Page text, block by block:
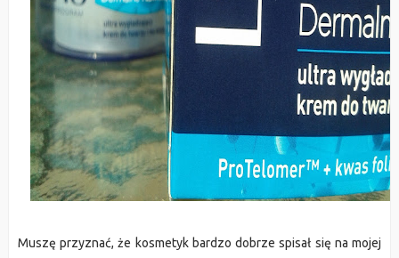
Muszę przyznać, że kosmetyk bardzo dobrze spisał się na mojej